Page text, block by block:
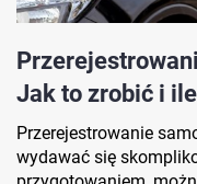
Jak to zrobić i
Przerejestrowanie
wydawać się